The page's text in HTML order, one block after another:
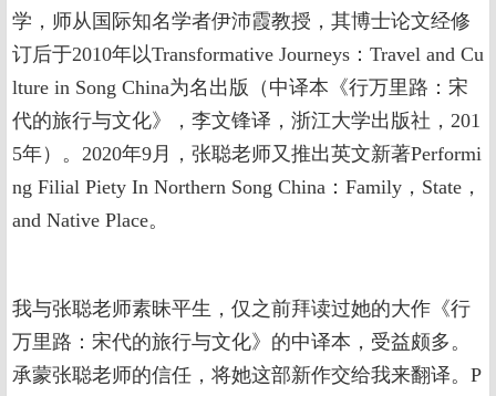
学，师从国际知名学者伊沛霞教授，其博士论文经修
订后于2010年以Transformative Journeys：Travel and Cu
lture in Song China为名出版（中译本《行万里路：宋
代的旅行与文化》，李文锋译，浙江大学出版社，201
5年）。2020年9月，张聪老师又推出英文新著Performi
ng Filial Piety In Northern Song China：Family，State，
and Native Place。
我与张聪老师素昧平生，仅之前拜读过她的大作《行
万里路：宋代的旅行与文化》的中译本，受益颇多。
承蒙张聪老师的信任，将她这部新作交给我来翻译。P